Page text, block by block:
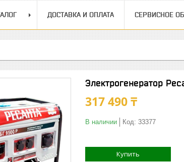
ДОСТАВКА И ОПЛАТА СЕРВИСНОЕ
Электрогенератор
317 490 ₸
В наличии Код: 33377
Купить